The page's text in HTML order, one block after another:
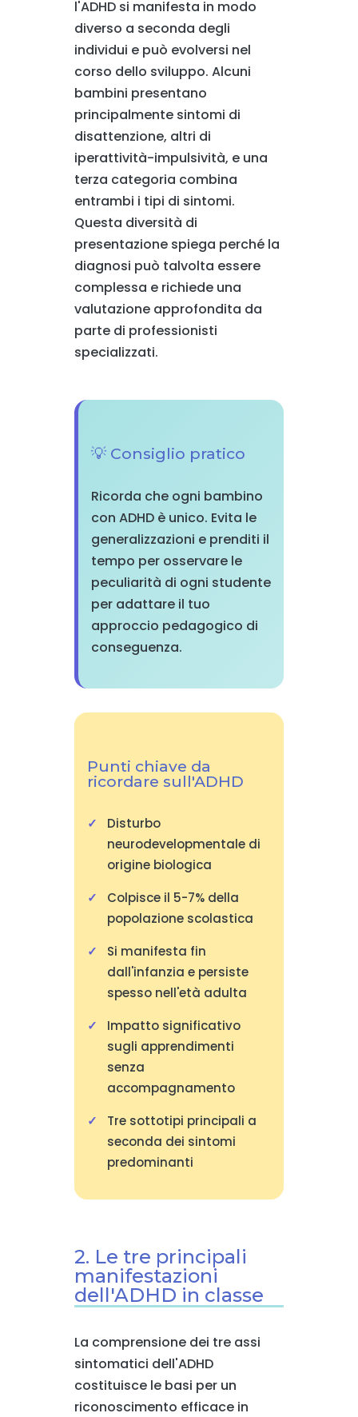
l'ADHD si manifesta in modo
diverso a seconda degli
individui e può evolversi nel
corso dello sviluppo. Alcuni
bambini presentano
principalmente sintomi di
disattenzione, altri di
iperattività-impulsività, e una
terza categoria combina
entrambi i tipi di sintomi.
Questa diversità di
presentazione spiega perché la
diagnosi può talvolta essere
complessa e richiede una
valutazione approfondita da
parte di professionisti
specializzati.
💡 Consiglio pratico
Ricorda che ogni bambino
con ADHD è unico. Evita le
generalizzazioni e prenditi il
tempo per osservare le
peculiarità di ogni studente
per adattare il tuo
approccio pedagogico di
conseguenza.
Punti chiave da
ricordare sull'ADHD
Disturbo
neurodevelopmentale di
origine biologica
Colpisce il 5-7% della
popolazione scolastica
Si manifesta fin
dall'infanzia e persiste
spesso nell'età adulta
Impatto significativo
sugli apprendimenti
senza
accompagnamento
Tre sottotipi principali a
seconda dei sintomi
predominanti
2. Le tre principali
manifestazioni
dell'ADHD in classe
La comprensione dei tre assi
sintomatici dell'ADHD
costituisce le basi per un
riconoscimento efficace in